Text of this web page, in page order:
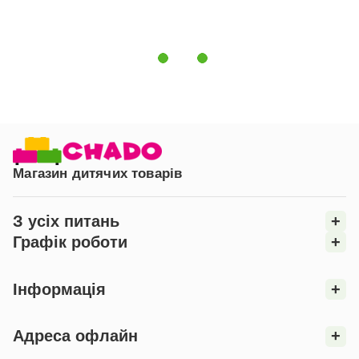
Магазин дитячих товарів
З усіх питань
+
Графік роботи
+
Інформація +
Адреса офлайн +